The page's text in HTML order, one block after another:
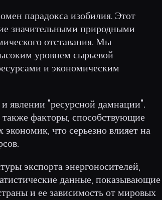
парадокса изобилия. Этот
значительными природными
отставания. Мы
уровнем сырьевой
и экономическим
явлении "ресурсной дамнации".
также факторы, способствующие
что серьезно влияет на
экспорта энергоносителей,
данные, показывающие
и ее зависимость от мировых